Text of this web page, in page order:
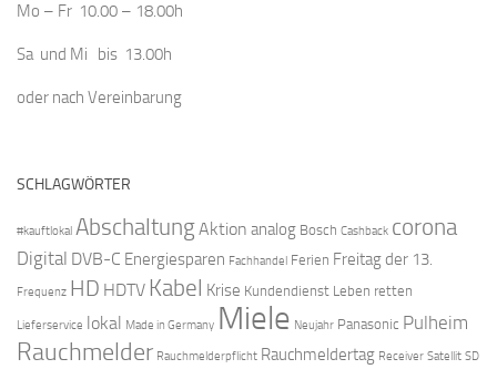
Mo – Fr 10.00 – 18.00h
Sa und Mi bis 13.00h
oder nach Vereinbarung
SCHLAGWÖRTER
#kauftlokal AbschaltungAktion analog Bosch Cashback corona
Digital DVB-C Energiesparen Fachhandel Ferien Freitag der 13.
Frequenz HD HDTV Kabel Krise Kundendienst Leben retten
Lieferservice lokal Made in Germany Miele Neujahr Panasonic Pulheim
Rauchmelder Rauchmelderpflicht Rauchmeldertag Receiver Satellit SD